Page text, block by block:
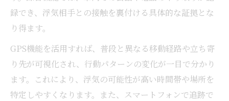
録でき、浮気相手との接触を裏付ける具体的な証拠とな
り得ます。
GPS機能を活用すれば、普段と異なる移動経路や立ち寄
り先が可視化され、行動パターンの変化が一目で分かり
ます。これにより、浮気の可能性が高い時間帯や場所を
特定しやすくなります。また、スマートフォンで追跡で